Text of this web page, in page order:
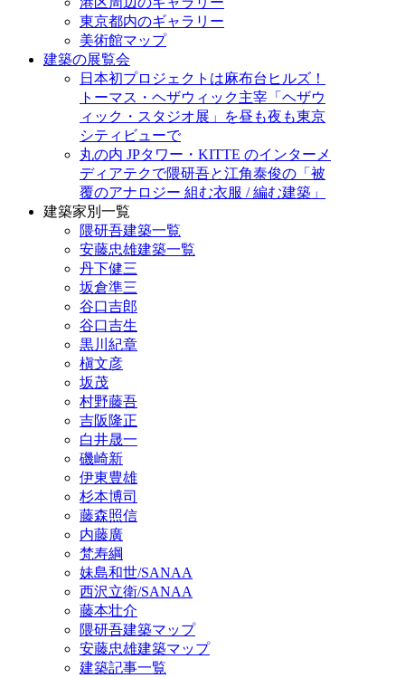
東京都内のギャラリー
美術館マップ
建築の展覧会
日本初プロジェクトは麻布台ヒルズ！
トーマス・ヘザウィック主宰「ヘザウ
ィック・スタジオ展」を昼も夜も東京
シティビューで
丸の内 JPタワー・KITTE のインターメ
ディアテクで隈研吾と江角泰俊の「被
覆のアナロジー 組む衣服 / 編む建築」
建築家別一覧
隈研吾建築一覧
安藤忠雄建築一覧
丹下健三
坂倉準三
谷口吉郎
谷口吉生
黒川紀章
槇文彦
坂茂
村野藤吾
吉阪隆正
白井晟一
磯崎新
伊東豊雄
杉本博司
藤森照信
内藤廣
梵寿綱
妹島和世/SANAA
西沢立衛/SANAA
藤本壮介
隈研吾建築マップ
安藤忠雄建築マップ
建築記事一覧